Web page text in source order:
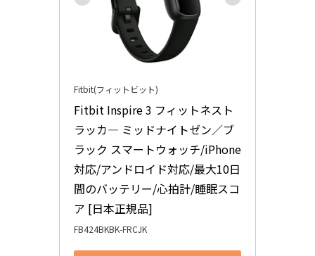
Fitbit(フィットビット)
Fitbit Inspire 3 フィットネスト
ラッカ― ミッドナイトゼン／ブ
ラック スマートウォッチ/iPhone
対応/アンドロイド対応/最大10日
間のバッテリー/心拍計/睡眠スコ
ア [日本正規品]
FB424BKBK-FRCJK